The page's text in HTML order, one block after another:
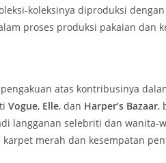
koleksinya diproduksi
proses produksi pakaian dan
atas kontribusinya
Vogue, Elle, dan Harper’s Bazaar,
langganan selebriti dan wanita-
merah dan kesempatan